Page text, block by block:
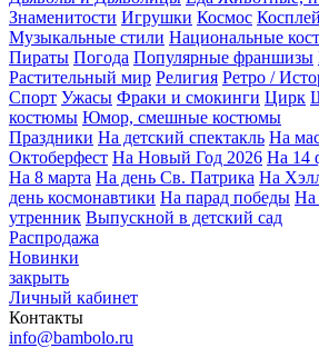
Знаменитости Игрушки Космос Косплей
Музыкальные стили Национальные
Пираты Погода Популярные франшизы
Растительный мир Религия Ретро /
Спорт Ужасы Фраки и смокинги Цирк
костюмы Юмор, смешные костюмы
Праздники На детский спектакль На
Октоберфест На Новый Год 2026 На 14
На 8 марта На день Св. Патрика На
день космонавтики На парад победы На
утренник Выпускной в детский сад
Распродажа
Новинки
закрыть
Личный кабинет
Контакты
info@bambolo.ru